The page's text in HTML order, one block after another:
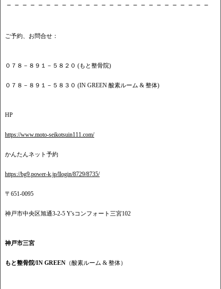
－－－－－－－－－－－－－－－－－－－－－－－－－－
ご予約、お問合せ：
０７８－８９１－５８２０ (もと整骨院)
０７８－８９１－５８３０ (IN GREEN 酸素ルーム & 整体)
HP
https://www.moto-seikotsuin111.com/
かんたんネット予約
https://bg9.power-k.jp/llogin/8729/8735/
〒651-0095
神戸市中央区旭通3-2-5 Y'sコンフォート三宮102
神戸市三宮
もと整骨院/IN GREEN （酸素ルーム & 整体）